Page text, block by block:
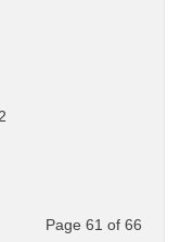
Page 61 of 66